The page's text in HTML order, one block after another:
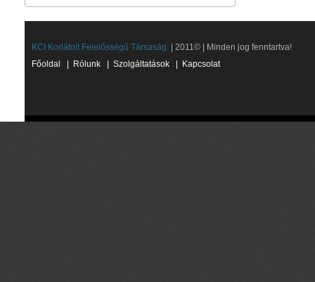
KCI Korlátolt Felelősségű Társaság. | 2011© | Minden jog fenntartva!
Főoldal
Rólunk Szolgáltatások Kapcsolat